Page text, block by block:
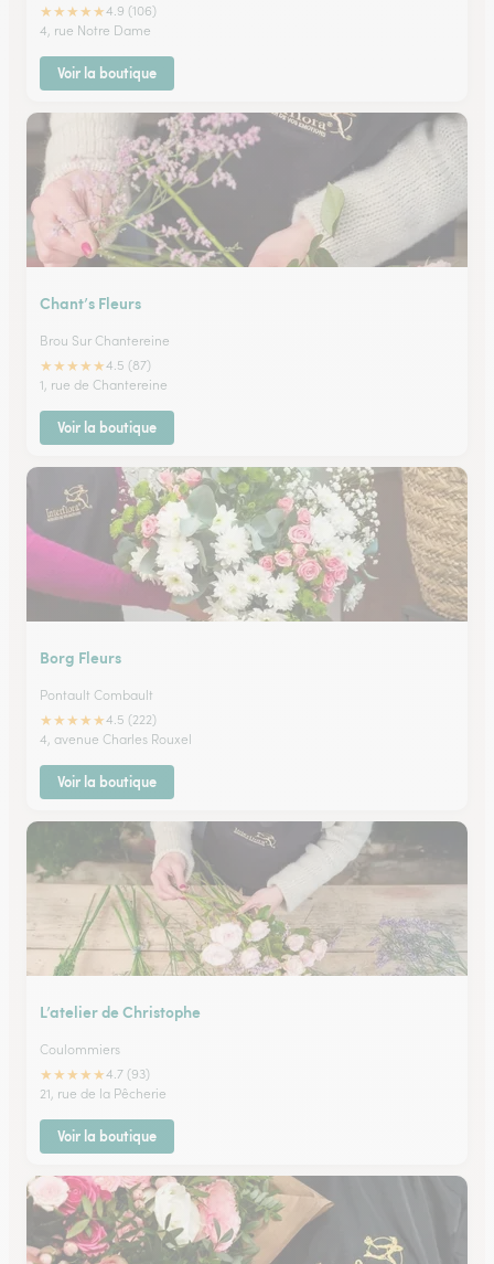
★★★★★4.9 (106)
4, rue Notre Dame
Voir la boutique
Chant’s Fleurs
Brou Sur Chantereine
★★★★★4.5 (87)
1, rue de Chantereine
Voir la boutique
Borg Fleurs
Pontault Combault
★★★★★4.5 (222)
4, avenue Charles Rouxel
Voir la boutique
L’atelier de Christophe
Coulommiers
★★★★★4.7 (93)
21, rue de la Pêcherie
Voir la boutique